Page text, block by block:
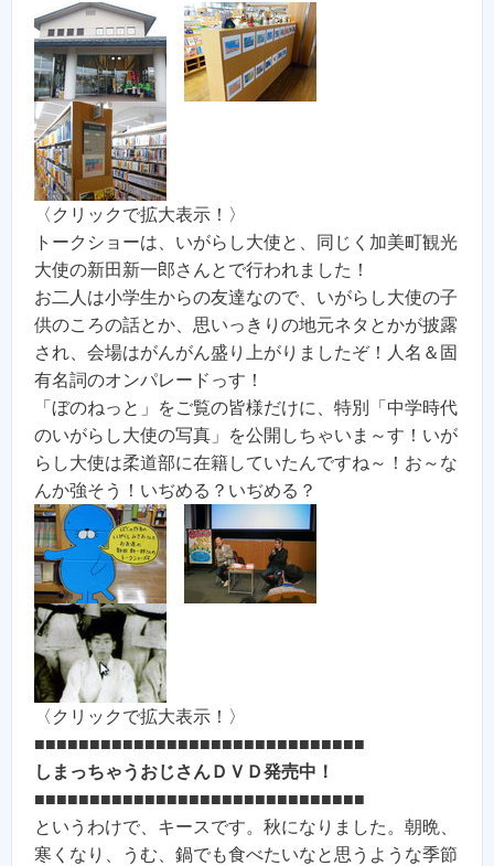
〈クリックで拡大表示！〉
トークショーは、いがらし大使と、同じく加美町観光
大使の新田新一郎さんとで行われました！
お二人は小学生からの友達なので、いがらし大使の子
供のころの話とか、思いっきりの地元ネタとかが披露
され、会場はがんがん盛り上がりましたぞ！人名＆固
有名詞のオンパレードっす！
「ぼのねっと」をご覧の皆様だけに、特別「中学時代
のいがらし大使の写真」を公開しちゃいま～す！いが
らし大使は柔道部に在籍していたんですね～！お～な
んか強そう！いぢめる？いぢめる？
〈クリックで拡大表示！〉
■■■■■■■■■■■■■■■■■■■■■■■■■■■■■■
しまっちゃうおじさんＤＶＤ発売中！
■■■■■■■■■■■■■■■■■■■■■■■■■■■■■■
というわけで、キースです。秋になりました。朝晩、
寒くなり、うむ、鍋でも食べたいなと思うような季節